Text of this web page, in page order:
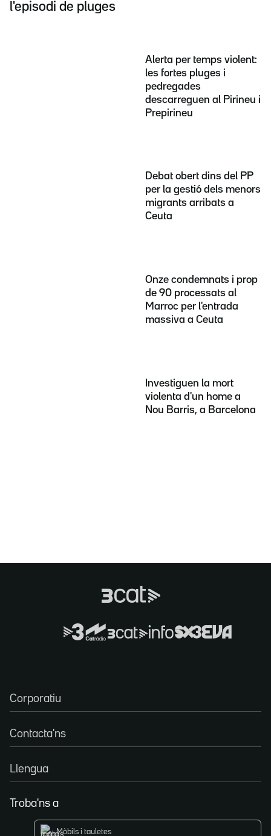
l'episodi de pluges
Alerta per temps violent:
les fortes pluges i
pedregades
descarreguen al Pirineu i
Prepirineu
Debat obert dins del PP
per la gestió dels menors
migrants arribats a
Ceuta
Onze condemnats i prop
de 90 processats al
Marroc per l'entrada
massiva a Ceuta
Investiguen la mort
violenta d'un home a
Nou Barris, a Barcelona
Corporatiu
Contacta'ns
Llengua
Troba'ns a
Mòbils i tauletes